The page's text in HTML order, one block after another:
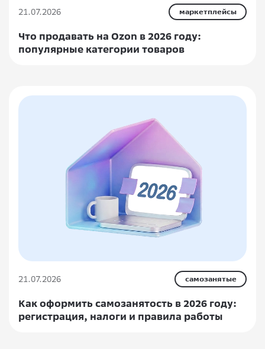
21.07.2026 маркетплейсы
Что продавать на Ozon в 2026 году:
популярные категории товаров
21.07.2026 самозанятые
Как оформить самозанятость в 2026 году:
регистрация, налоги и правила работы